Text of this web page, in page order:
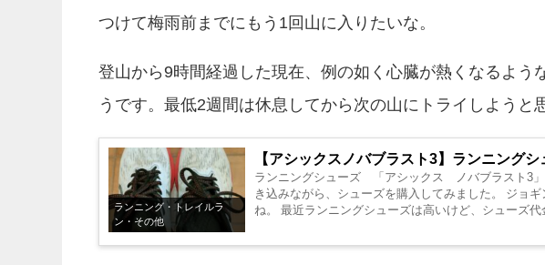
つけて梅雨前までにもう1回山に入りたいな。
登山から9時間経過した現在、例の如く心臓が熱くなるよう
うです。最低2週間は休息してから次の山にトライしようと
ランニング・トレイルラ
ン・その他
【アシックスノバブラスト3】ランニング
ランニングシューズ 「アシックス ノバブラスト3」
き込みながら、シューズを購入してみました。 ジョ
ね。 最近ランニングシューズは高いけど、シューズ